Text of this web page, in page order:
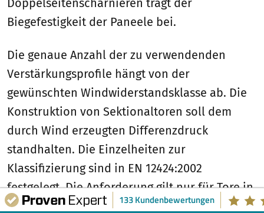
Doppelseitenscharnieren trägt der
Biegefestigkeit der Paneele bei.
Die genaue Anzahl der zu verwendenden
Verstärkungsprofile hängt von der
gewünschten Windwiderstandsklasse ab. Die
Konstruktion von Sektionaltoren soll dem
durch Wind erzeugten Differenzdruck
standhalten. Die Einzelheiten zur
Klassifizierung sind in EN 12424:2002
festgelegt. Die Anforderung gilt nur für Tore in
geschlossener Position; sie gilt nicht für das
133 Kundenbewertungen